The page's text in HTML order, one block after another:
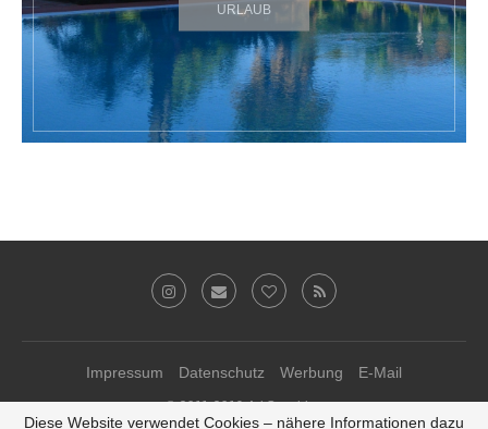
URLAUB
Impressum Datenschutz Werbung E-Mail
© 2011-2019 Ari Sunshine
Theme-Anpassungen vonkathastrophal.de♥
Diese Website verwendet Cookies – nähere Informationen dazu